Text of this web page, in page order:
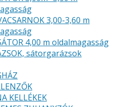
3,00-3,60 m
4,00 m oldalmagasság
sátorgarázsok
KELLÉKEK